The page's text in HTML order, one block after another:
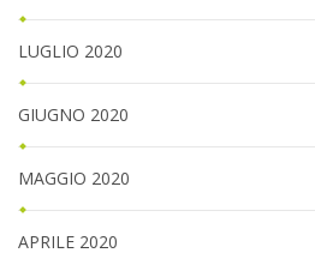
LUGLIO 2020
GIUGNO 2020
MAGGIO 2020
APRILE 2020